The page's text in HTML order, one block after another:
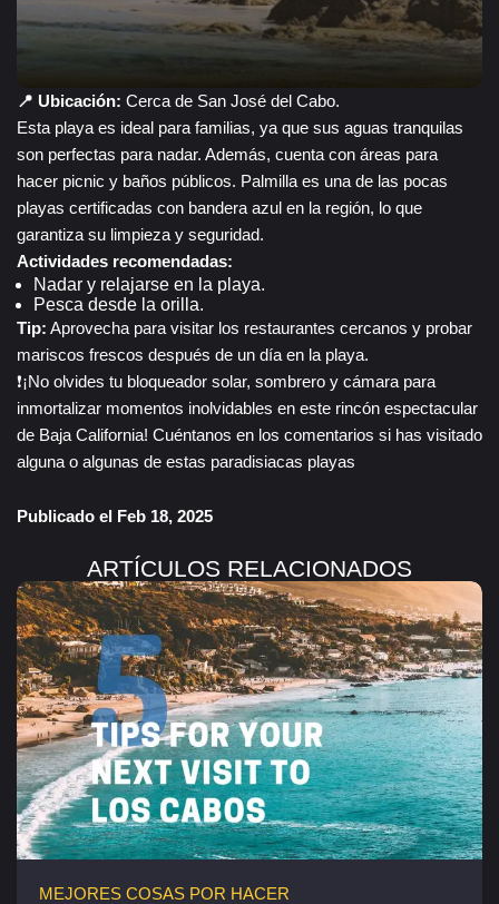
📍 Ubicación: Cerca de San José del Cabo.
Esta playa es ideal para familias, ya que sus aguas tranquilas
son perfectas para nadar. Además, cuenta con áreas para
hacer picnic y baños públicos. Palmilla es una de las pocas
playas certificadas con bandera azul en la región, lo que
garantiza su limpieza y seguridad.
Actividades recomendadas:
Nadar y relajarse en la playa.
Pesca desde la orilla.
Tip: Aprovecha para visitar los restaurantes cercanos y probar
mariscos frescos después de un día en la playa.
❗¡No olvides tu bloqueador solar, sombrero y cámara para
inmortalizar momentos inolvidables en este rincón espectacular
de Baja California! Cuéntanos en los comentarios si has visitado
alguna o algunas de estas paradisiacas playas
Publicado el Feb 18, 2025
ARTÍCULOS RELACIONADOS
MEJORES COSAS POR HACER